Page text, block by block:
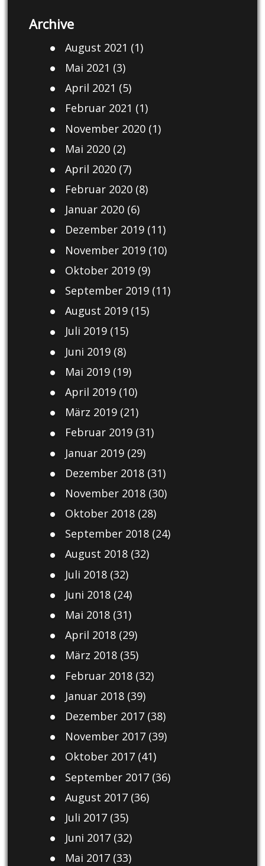
Archive
August 2021 (1)
Mai 2021 (3)
April 2021 (5)
Februar 2021 (1)
November 2020(1)
Mai 2020(2)
April 2020(7)
Februar 2020(8)
Januar 2020(6)
Dezember 2019(11)
November 2019(10)
Oktober 2019(9)
September 2019(11)
August 2019(15)
Juli 2019(15)
Juni 2019(8)
Mai 2019(19)
April 2019(10)
März 2019(21)
Februar 2019(31)
Januar 2019(29)
Dezember 2018(31)
November 2018(30)
Oktober 2018(28)
September 2018(24)
August 2018(32)
Juli 2018(32)
Juni 2018(24)
Mai 2018(31)
April 2018(29)
März 2018(35)
Februar 2018(32)
Januar 2018(39)
Dezember 2017(38)
November 2017(39)
Oktober 2017(41)
September 2017(36)
August 2017(36)
Juli 2017(35)
Juni 2017(32)
Mai 2017(33)